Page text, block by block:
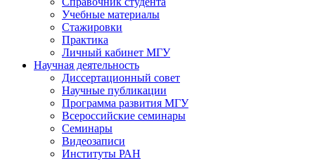
Учебные материалы
Стажировки
Практика
Личный кабинет МГУ
Научная деятельность
Диссертационный совет
Научные публикации
Программа развития МГУ
Всероссийские семинары
Семинары
Видеозаписи
Институты РАН